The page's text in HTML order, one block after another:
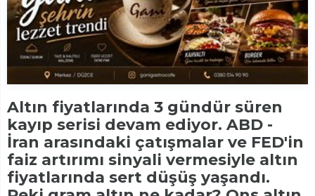
Altın fiyatlarında 3 gündür süren
kayıp serisi devam ediyor. ABD -
İran arasındaki çatışmalar ve FED'in
faiz artırımı sinyali vermesiyle altın
fiyatlarında sert düşüş yaşandı.